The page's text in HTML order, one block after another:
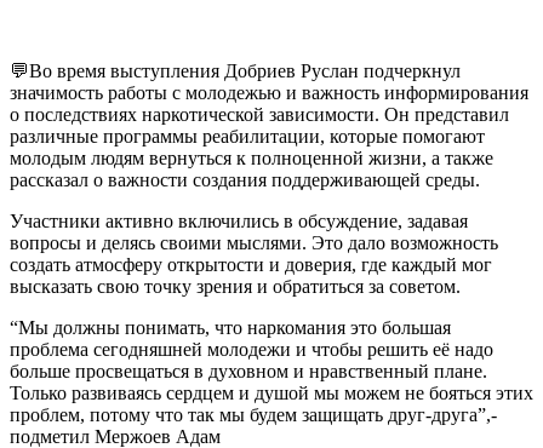
💬Во время выступления Добриев Руслан подчеркнул
значимость работы с молодежью и важность информирования
о последствиях наркотической зависимости. Он представил
различные программы реабилитации, которые помогают
молодым людям вернуться к полноценной жизни, а также
рассказал о важности создания поддерживающей среды.
Участники активно включились в обсуждение, задавая
вопросы и делясь своими мыслями. Это дало возможность
создать атмосферу открытости и доверия, где каждый мог
высказать свою точку зрения и обратиться за советом.
“Мы должны понимать, что наркомания это большая
проблема сегодняшней молодежи и чтобы решить её надо
больше просвещаться в духовном и нравственный плане.
Только развиваясь сердцем и душой мы можем не бояться этих
проблем, потому что так мы будем защищать друг-друга”,-
подметил Мержоев Адам